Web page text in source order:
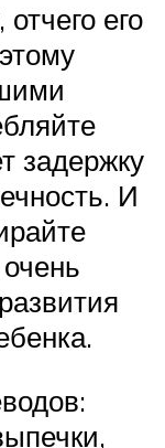
его
задержку
И